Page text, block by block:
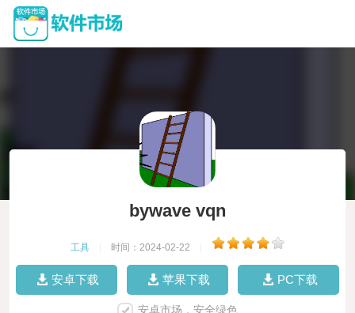
bywave vqn
工具 时间：2024-02-22
安卓下载 苹果下载 PC下载
安卓市场，安全绿色